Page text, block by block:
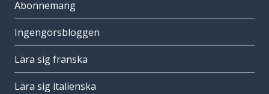
Abonnemang
Ingengörsbloggen
Lära sig franska
Lära sig italienska